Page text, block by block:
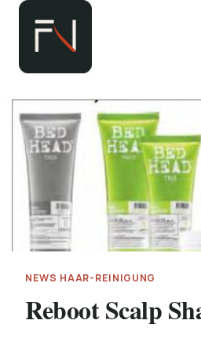
Zum
springen
NEWS HAAR-REINIGUNG
Reboot Scalp